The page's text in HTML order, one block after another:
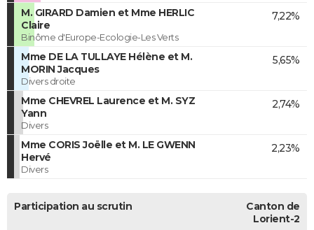
M. GIRARD Damien et Mme HERLIC
Claire
Binôme d'Europe-Ecologie-Les Verts
7,22%
Mme DE LA TULLAYE Hélène et M.
MORIN Jacques
Divers droite
5,65%
Mme CHEVREL Laurence et M. SYZ
Yann
Divers
2,74%
Mme CORIS Joëlle et M. LE GWENN
Hervé
Divers
2,23%
Participation au scrutin
Canton de
Lorient-2